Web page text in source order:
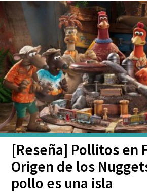
[Reseña] Pollitos en
Origen de los
pollo es una isla